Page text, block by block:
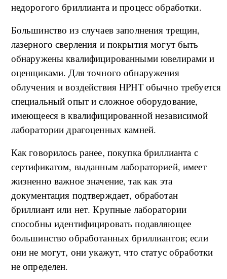
недорогого бриллианта и процесс обработки.
Большинство из случаев заполнения трещин,
лазерного сверления и покрытия могут быть
обнаружены квалифицированными ювелирами и
оценщиками. Для точного обнаружения
облучения и воздействия HPHT обычно требуется
специальный опыт и сложное оборудование,
имеющееся в квалифицированной независимой
лаборатории драгоценных камней.
Как говорилось ранее, покупка бриллианта с
сертификатом, выданным лабораторией, имеет
жизненно важное значение, так как эта
документация подтверждает, обработан
бриллиант или нет. Крупные лаборатории
способны идентифицировать подавляющее
большинство обработанных бриллиантов; если
они не могут, они укажут, что статус обработки
не определен.